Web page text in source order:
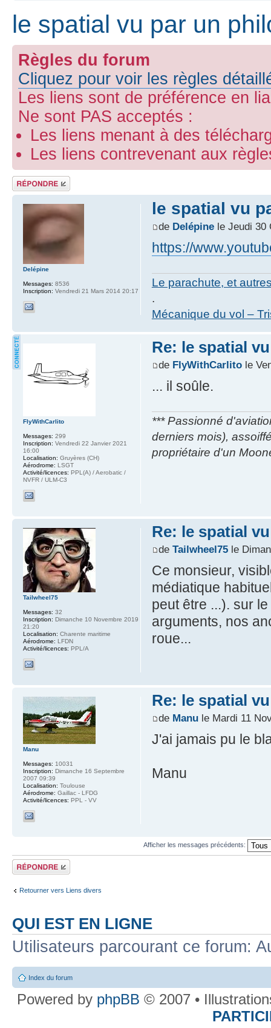
le spatial vu par un
Règles du forum
Cliquez pour voir les règles
Les liens sont de préférence en
Ne sont PAS acceptés :
Les liens menant à des
Les liens contrevenant aux
Répondre
le spatial vu
de Delépinele Jeudi 30
https://
Le parachute, et
.
Mécanique du vol –
Delépine
Messages: 8536
Inscription: Vendredi 21 Mars 2014 20:17
Re: le spatial
de FlyWithCarlitole
... il soûle.
*** Passionné
derniers mois),
propriétaire d'un
FlyWithCarlito
Messages: 299
Inscription: Vendredi 22 Janvier 2021
16:00
Localisation: Gruyères (CH)
Aérodrome: LSGT
Activité/licences: PPL(A) / Aerobatic /
NVFR / ULM-C3
Re: le spatial
de Tailwheel75le
Ce monsieur,
médiatique
peut être ...). sur
arguments, nos
roue...
Tailwheel75
Messages: 32
Inscription: Dimanche 10 Novembre 2019
21:20
Localisation: Charente maritime
Aérodrome: LFDN
Activité/licences: PPL/A
Re: le spatial
de Manule Mardi 11
J'ai jamais pu le
Manu
Manu
Messages: 10031
Inscription: Dimanche 16 Septembre
2007 09:39
Localisation: Toulouse
Aérodrome: Gaillac - LFDG
Activité/licences: PPL - VV
Afficher les messages précédents:
Répondre
Retourner vers Liens divers
QUI EST EN LIGNE
Utilisateurs parcourant ce forum:
Index du forum
Powered by phpBB © 2007 •